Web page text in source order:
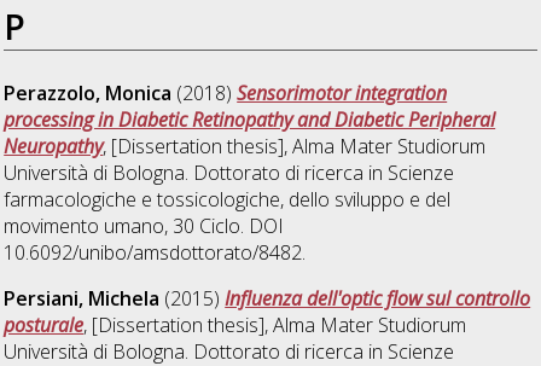
P
Perazzolo, Monica (2018)Sensorimotor integration
processing in Diabetic Retinopathy and Diabetic Peripheral
Neuropathy, [Dissertation thesis], Alma Mater Studiorum
Università di Bologna. Dottorato di ricerca in Scienze
farmacologiche e tossicologiche, dello sviluppo e del
movimento umano, 30 Ciclo. DOI
10.6092/unibo/amsdottorato/8482.
Persiani, Michela (2015)Influenza dell'optic flow sul controllo
posturale, [Dissertation thesis], Alma Mater Studiorum
Università di Bologna. Dottorato di ricerca in Scienze